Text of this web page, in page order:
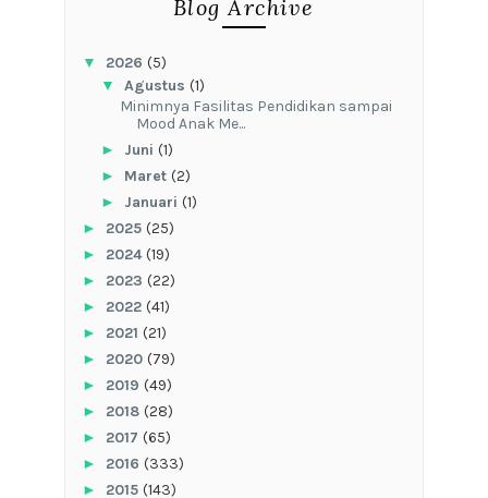
Blog Archive
▼ 2026 (5)
▼ Agustus (1)
‎Minimnya Fasilitas Pendidikan sampai
Mood Anak Me...
► Juni (1)
► Maret (2)
► Januari (1)
► 2025 (25)
► 2024(19)
► 2023 (22)
► 2022 (41)
► 2021 (21)
► 2020 (79)
► 2019 (49)
► 2018 (28)
► 2017 (65)
► 2016 (333)
► 2015 (143)